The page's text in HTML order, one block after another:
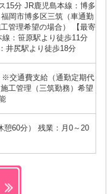
15分 JR鹿児島本線：博多
岡市博多区三筑（車通勤
管理希望の場合） 【最寄
：笹原駅より徒歩11分
井尻駅より徒歩18分
※交通費支給（通勤定期代
工管理（三筑勤務）希望
憩60分） 残業：月0～20